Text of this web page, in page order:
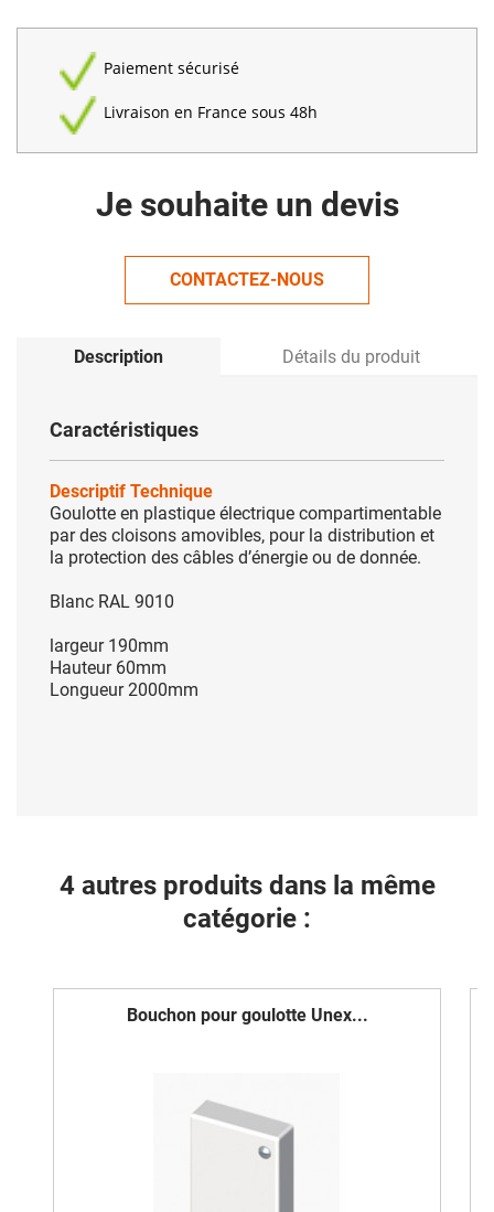
Paiement sécurisé
Livraison en France sous 48h
Je souhaite un devis
CONTACTEZ-NOUS
Description Détails du produit
Caractéristiques
Descriptif Technique
Goulotte en plastique électrique compartimentable
par des cloisons amovibles, pour la distribution et
la protection des câbles d’énergie ou de donnée.
Blanc RAL 9010
largeur 190mm
Hauteur 60mm
Longueur 2000mm
4 autres produits dans la même
catégorie :
Bouchon pour goulotte Unex...